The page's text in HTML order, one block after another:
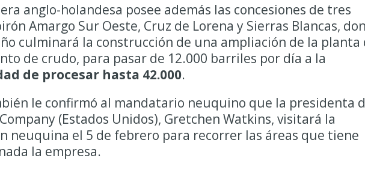
anglo-holandesa posee además las concesiones de tres
Amargo Sur Oeste, Cruz de Lorena y Sierras Blancas,
culminará la construcción de una ampliación de la planta
de crudo, para pasar de 12.000 barriles por día a la
de procesar hasta 42.000.
le confirmó al mandatario neuquino que la presidenta
(Estados Unidos), Gretchen Watkins, visitará la
neuquina el 5 de febrero para recorrer las áreas que tiene
la empresa.